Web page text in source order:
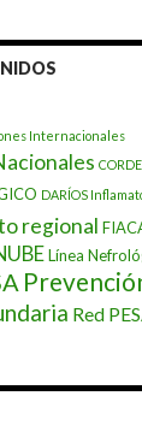
Internacionales
DARÍOS
regional
Línea
Red